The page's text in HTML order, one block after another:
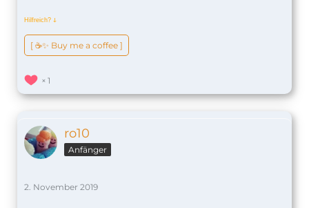
Hilfreich? ↆ
[ ☕️✨ Buy me a coffee ]
1
ro10
Anfänger
2. November 2019